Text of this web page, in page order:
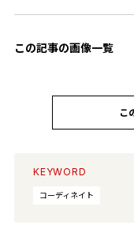
この記事の画像一覧
こ
KEYWORD
コーディネイト